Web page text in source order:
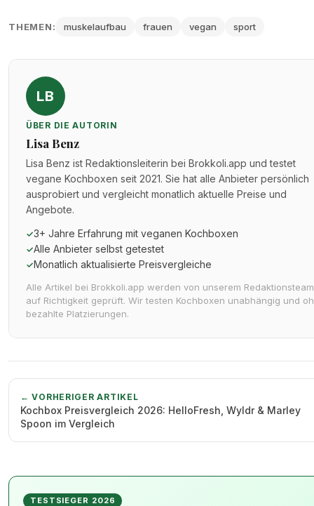
THEMEN: muskelaufbau frauen vegan sport
LB
ÜBER DIE AUTORIN
Lisa Benz
Lisa Benz ist Redaktionsleiterin bei Brokkoli.app und testet
vegane Kochboxen seit 2021. Sie hat alle Anbieter persönlich
ausprobiert und vergleicht monatlich aktuelle Preise und
Angebote.
✓3+ Jahre Erfahrung mit veganen Kochboxen
✓Alle Anbieter selbst getestet
✓Monatlich aktualisierte Preisvergleiche
Alle Artikel bei Brokkoli.app werden von unserem Redaktionsteam
auf Richtigkeit geprüft. Wir testen Kochboxen unabhängig und
bezahlte Platzierungen.
← VORHERIGER ARTIKEL
Kochbox Preisvergleich 2026: HelloFresh, Wyldr & Marley
Spoon im Vergleich
TESTSIEGER 2026